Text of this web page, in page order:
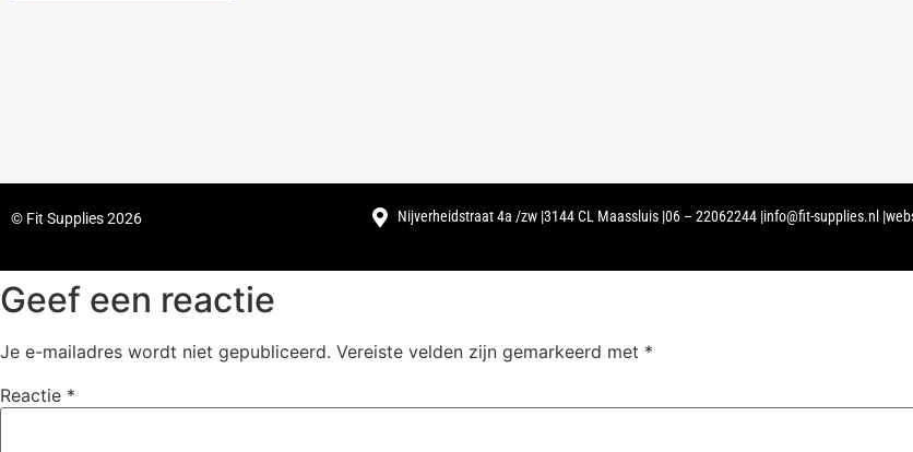
© Fit Supplies 2026 Nijverheidstraat 4a /zw |3144 CL Maassluis |06 – 22062244 |info@fit-supplies.nl |
Geef een reactie
Je e-mailadres wordt niet gepubliceerd. Vereiste velden zijn gemarkeerd met *
Reactie *